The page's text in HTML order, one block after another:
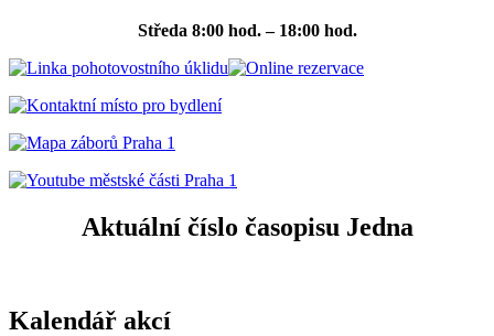
Středa 8:00 hod. – 18:00 hod.
Aktuální číslo časopisu Jedna
Kalendář akcí